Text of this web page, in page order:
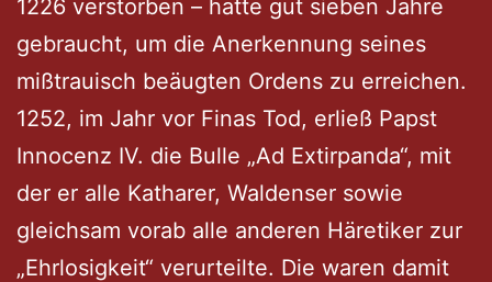
1226 verstorben – hatte gut sieben Jahre
gebraucht, um die Anerkennung seines
mißtrauisch beäugten Ordens zu erreichen.
1252, im Jahr vor Finas Tod, erließ Papst
Innocenz IV. die Bulle „Ad Extirpanda“, mit
der er alle Katharer, Waldenser sowie
gleichsam vorab alle anderen Häretiker zur
„Ehrlosigkeit“ verurteilte. Die waren damit